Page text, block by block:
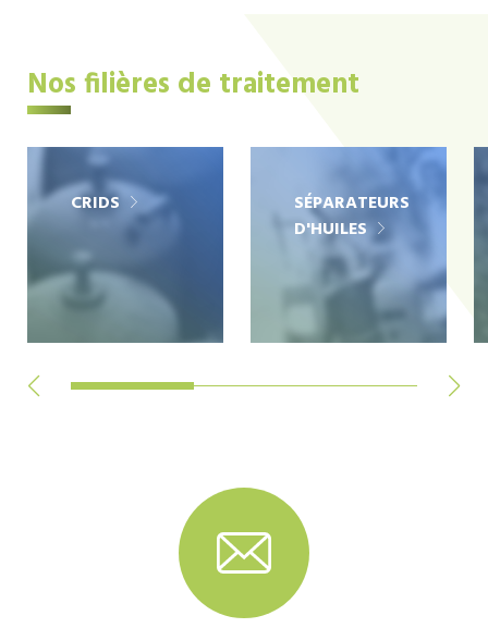
Nos filières de traitement
CRIDS
SÉPARATEURS
D'HUILES